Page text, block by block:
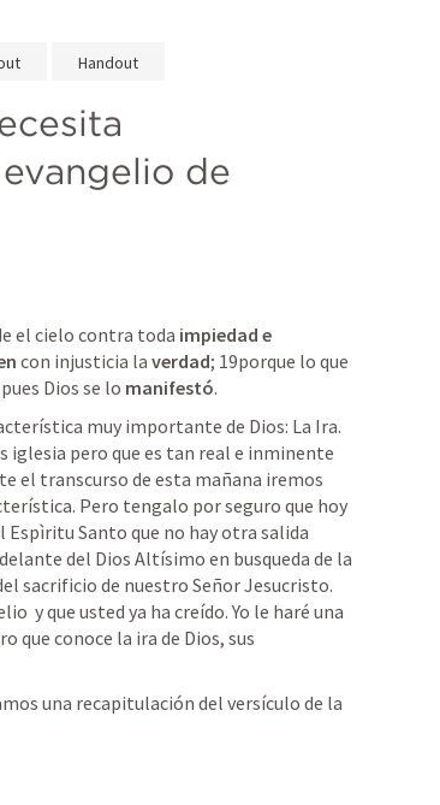
Handout
de
el cielo contra toda impiedad e
con injusticia la verdad;﻿ 19﻿porque lo que
Dios se lo manifestó.﻿
muy importante de Dios: La Ira.
iglesia pero que es tan real e inminente
el transcurso de esta mañana iremos
Pero tengalo por seguro que hoy
Espìritu Santo que no hay otra salida
del Dios Altísimo en busqueda de la
sacrificio de nuestro Señor Jesucristo.
y que usted ya ha creído. Yo le haré una
que conoce la ira de Dios, sus
una recapitulación del versículo de la